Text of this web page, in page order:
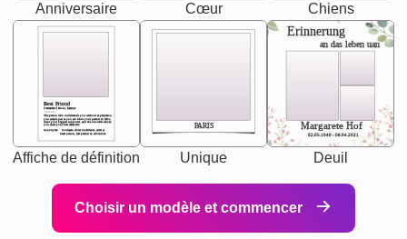
Anniversaire Cœur Chiens
Best Friend
[<NAME>] Noun, feminie
Synonyms: Soulmate, closet confidante, sister at
heart person, life partner in adventure.
The person who understands you without explanation
you accepts just as you are. She's your partner in life's,
chaos your biggest supporter, and the one with whom
you share your best memories.
Affiche de définition
PARIS
Unique
Erinnerung
an das leben uan
Margarete Hof
02.05.1940 - 08.04.2021
Deuil
Choisir un modèle et commencer